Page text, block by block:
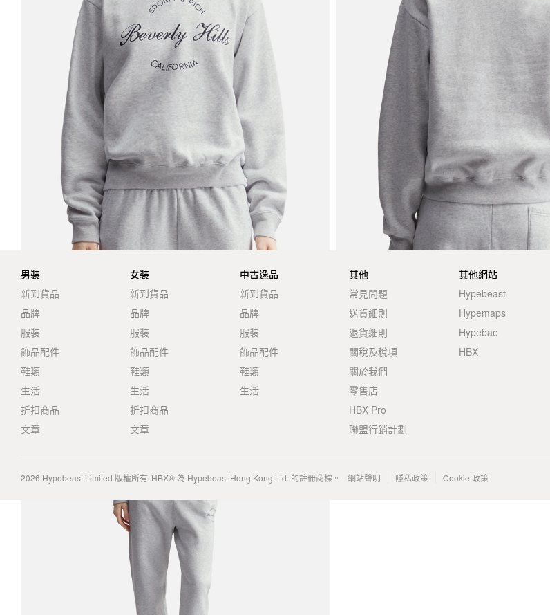
男裝
新到貨品
品牌
服裝
飾品配件
鞋類
生活
折扣商品
文章
女裝
新到貨品
品牌
服裝
飾品配件
鞋類
生活
折扣商品
文章
中古逸品
新到貨品
品牌
服裝
飾品配件
鞋類
生活
其他
常見問題
送貨細則
退貨細則
關稅及稅項
關於我們
零售店
HBX Pro
聯盟行銷計劃
其他網站
Hypebeast
Hypemaps
Hypebae
HBX
2026 Hypebeast Limited 版權所有 HBX® 為 Hypebeast Hong Kong Ltd. 的註冊商標。 網站聲明 隱私政策 Cookie 政策